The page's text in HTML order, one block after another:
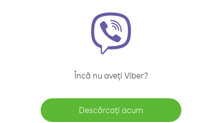
Încă nu aveți Viber?
Descărcați acum